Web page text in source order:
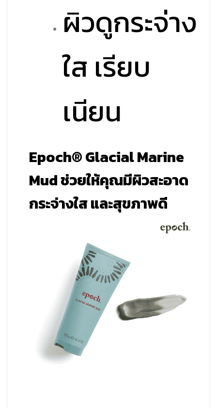
ผิวดูกระจ่าง
ใส เรียบ
เนียน
Epoch® Glacial Marine
Mud ช่วยให้คุณมีผิวสะอาด
กระจ่างใส และสุขภาพดี